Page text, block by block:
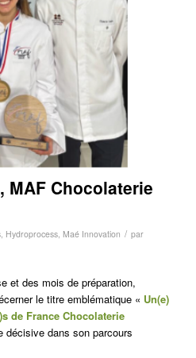
MAF Chocolaterie
, Hydroprocess, Maé Innovation / par
et des mois de préparation,
le titre emblématique « Un(e)
de France Chocolaterie
décisive dans son parcours